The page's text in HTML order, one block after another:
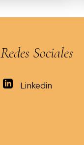
Redes Sociales
Linkedin